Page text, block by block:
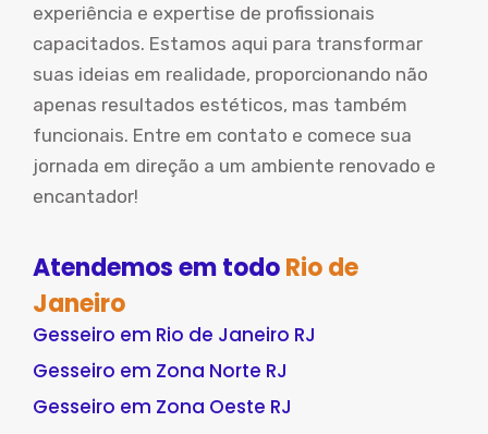
experiência e expertise de profissionais
capacitados. Estamos aqui para transformar
suas ideias em realidade, proporcionando não
apenas resultados estéticos, mas também
funcionais. Entre em contato e comece sua
jornada em direção a um ambiente renovado e
encantador!
Atendemos em todoRio de
Janeiro
Gesseiro em Rio de Janeiro RJ
Gesseiro em Zona Norte RJ
Gesseiro em Zona Oeste RJ